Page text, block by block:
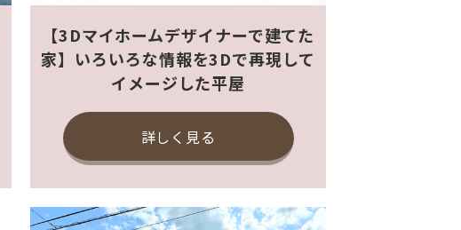
【3Dマイホームデザイナーで建てた
家】いろいろな情報を3Dで再現して
イメージした平屋
詳しく見る